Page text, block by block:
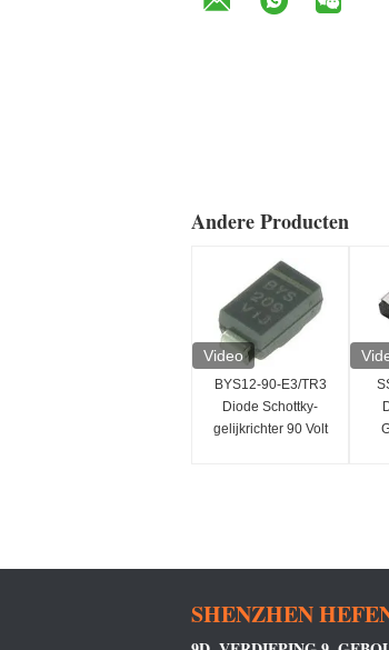
Andere Producten
Video
BYS12-90-E3/TR3
Diode Schottky-
gelijkrichter 90 Volt
SHENZHEN